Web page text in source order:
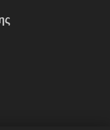
πώλησης